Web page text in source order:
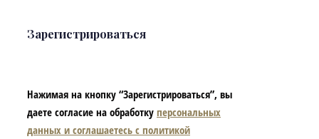
Зарегистрироваться
Нажимая на кнопку “Зарегистрироваться”, вы
даете согласие на обработку персональных
данных и соглашаетесь с политикой